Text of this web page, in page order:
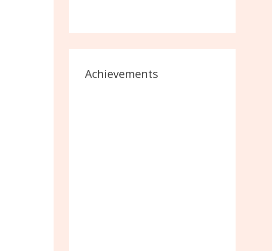
Achievements